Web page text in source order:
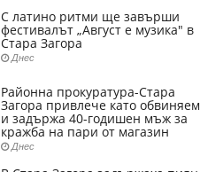
С латино ритми ще завърши
фестивалът „Август е музика" в
Стара Загора
Днес
Районна прокуратура-Стара
Загора привлече като обвиняем
и задържа 40-годишен мъж за
кражба на пари от магазин
Днес